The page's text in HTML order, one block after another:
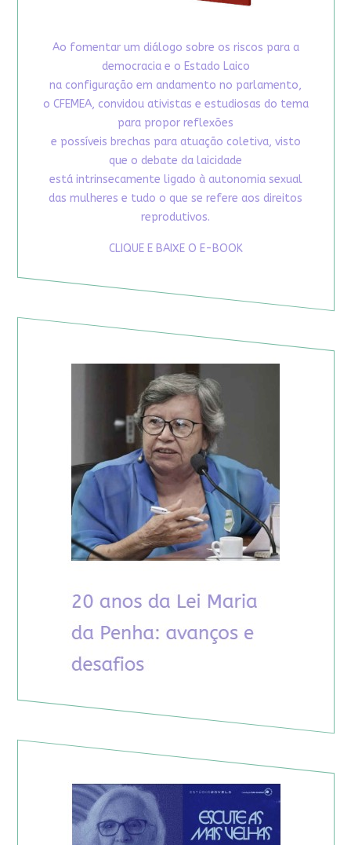
Ao fomentar um diálogo sobre os riscos para a
democracia e o Estado Laico
na configuração em andamento no parlamento,
o CFEMEA, convidou ativistas e estudiosas do tema
para propor reflexões
e possíveis brechas para atuação coletiva, visto
que o debate da laicidade
está intrinsecamente ligado à autonomia sexual
das mulheres e tudo o que se refere aos direitos
reprodutivos.
CLIQUE E BAIXE O E-BOOK